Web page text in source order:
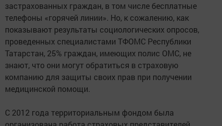
застрахованных граждан, в том числе бесплатные
телефоны «горячей линии». Но, к сожалению, как
показывают результаты социологических опросов,
проведенных специалистами ТФОМС Республики
Татарстан, 25% граждан, имеющих полис ОМС, не
знают, что они могут обратиться в страховую
компанию для защиты своих прав при получении
медицинской помощи.
С 2012 года территориальным фондом была